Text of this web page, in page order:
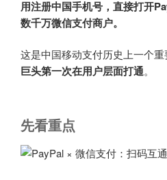
用注册中国手机号，直接打开
数千万微信支付商户。
这是中国移动支付历史上一个
巨头第一次在用户层面打通。
先看重点